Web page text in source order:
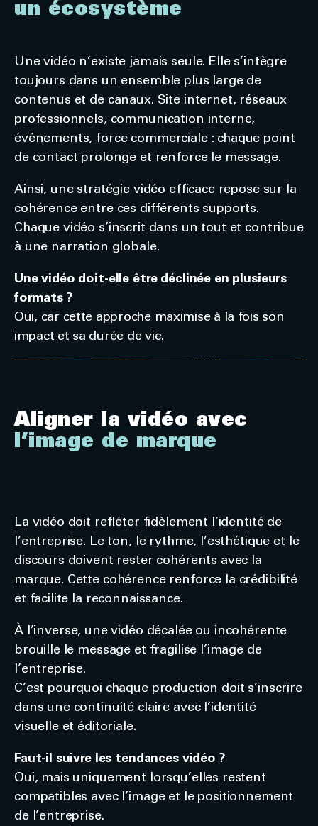
un écosystème
Une vidéo n’existe jamais seule. Elle s’intègre
toujours dans un ensemble plus large de
contenus et de canaux. Site internet, réseaux
professionnels, communication interne,
événements, force commerciale : chaque point
de contact prolonge et renforce le message.
Ainsi, une stratégie vidéo efficace repose sur la
cohérence entre ces différents supports.
Chaque vidéo s’inscrit dans un tout et contribue
à une narration globale.
Une vidéo doit-elle être déclinée en plusieurs
formats ?
Oui, car cette approche maximise à la fois son
impact et sa durée de vie.
Aligner la vidéo avec
l’image de marque
La vidéo doit refléter fidèlement l’identité de
l’entreprise. Le ton, le rythme, l’esthétique et le
discours doivent rester cohérents avec la
marque. Cette cohérence renforce la crédibilité
et facilite la reconnaissance.
À l’inverse, une vidéo décalée ou incohérente
brouille le message et fragilise l’image de
l’entreprise.
C’est pourquoi chaque production doit s’inscrire
dans une continuité claire avec l’identité
visuelle et éditoriale.
Faut-il suivre les tendances vidéo ?
Oui, mais uniquement lorsqu’elles restent
compatibles avec l’image et le positionnement
de l’entreprise.